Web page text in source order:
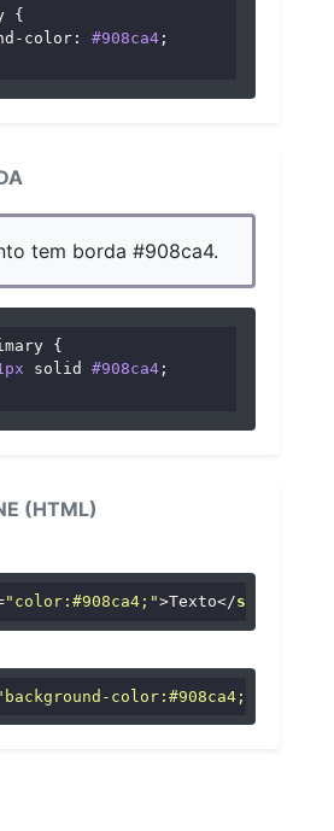
{
color : #908ca4 ;
tem borda #908ca4.
{
solid #908ca4 ;
(HTML)
"color:#908ca4;">Texto</span
color:#908ca4;"